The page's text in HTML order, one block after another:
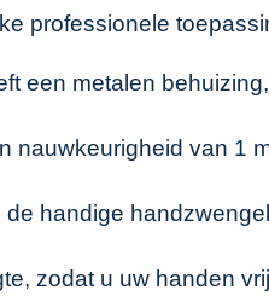
professionele
een metalen
nauwkeurigheid van 1
handige
zodat u uw handen